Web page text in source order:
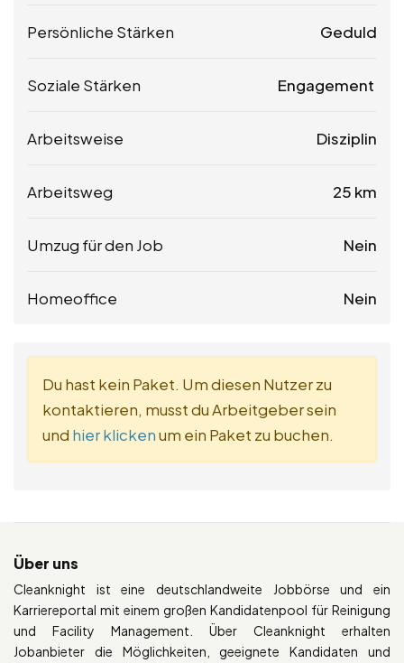
Persönliche Stärken Geduld
Soziale Stärken Engagement
Arbeitsweise Disziplin
Arbeitsweg 25 km
Umzug für den Job Nein
Homeoffice Nein
Du hast kein Paket. Um diesen Nutzer zu
kontaktieren, musst du Arbeitgeber sein
und hier klickenum ein Paket zu buchen.
Über uns
Cleanknight ist eine deutschlandweite Jobbörse und ein
Karriereportal mit einem großen Kandidatenpool für Reinigung
und Facility Management. Über Cleanknight erhalten
Jobanbieter die Möglichkeiten, geeignete Kandidaten und